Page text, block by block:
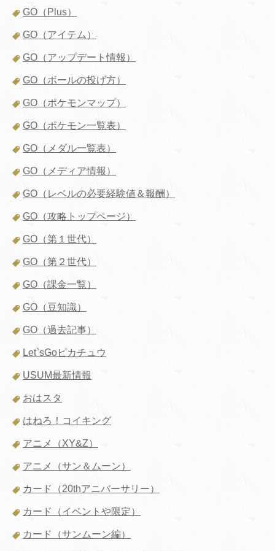
GO（Plus）
GO（アイテム）
GO（アップデート情報）
GO（ボールの投げ方）
GO（ポケモンマップ）
GO（ポケモン一覧表）
GO（メダル一覧表）
GO（メディア情報）
GO（レベルの必要経験値＆報酬）
GO（攻略トップページ）
GO（第１世代）
GO（第２世代）
GO（課金一覧）
GO（豆知識）
GO（過去記事）
Let`sGoピカチュウ
USUM最新情報
おはスタ
はねろ！コイキング
アニメ（XY&Z）
アニメ（サン＆ムーン）
カード（20thアニバーサリー）
カード（イベントや限定）
カード（サンムーン編）